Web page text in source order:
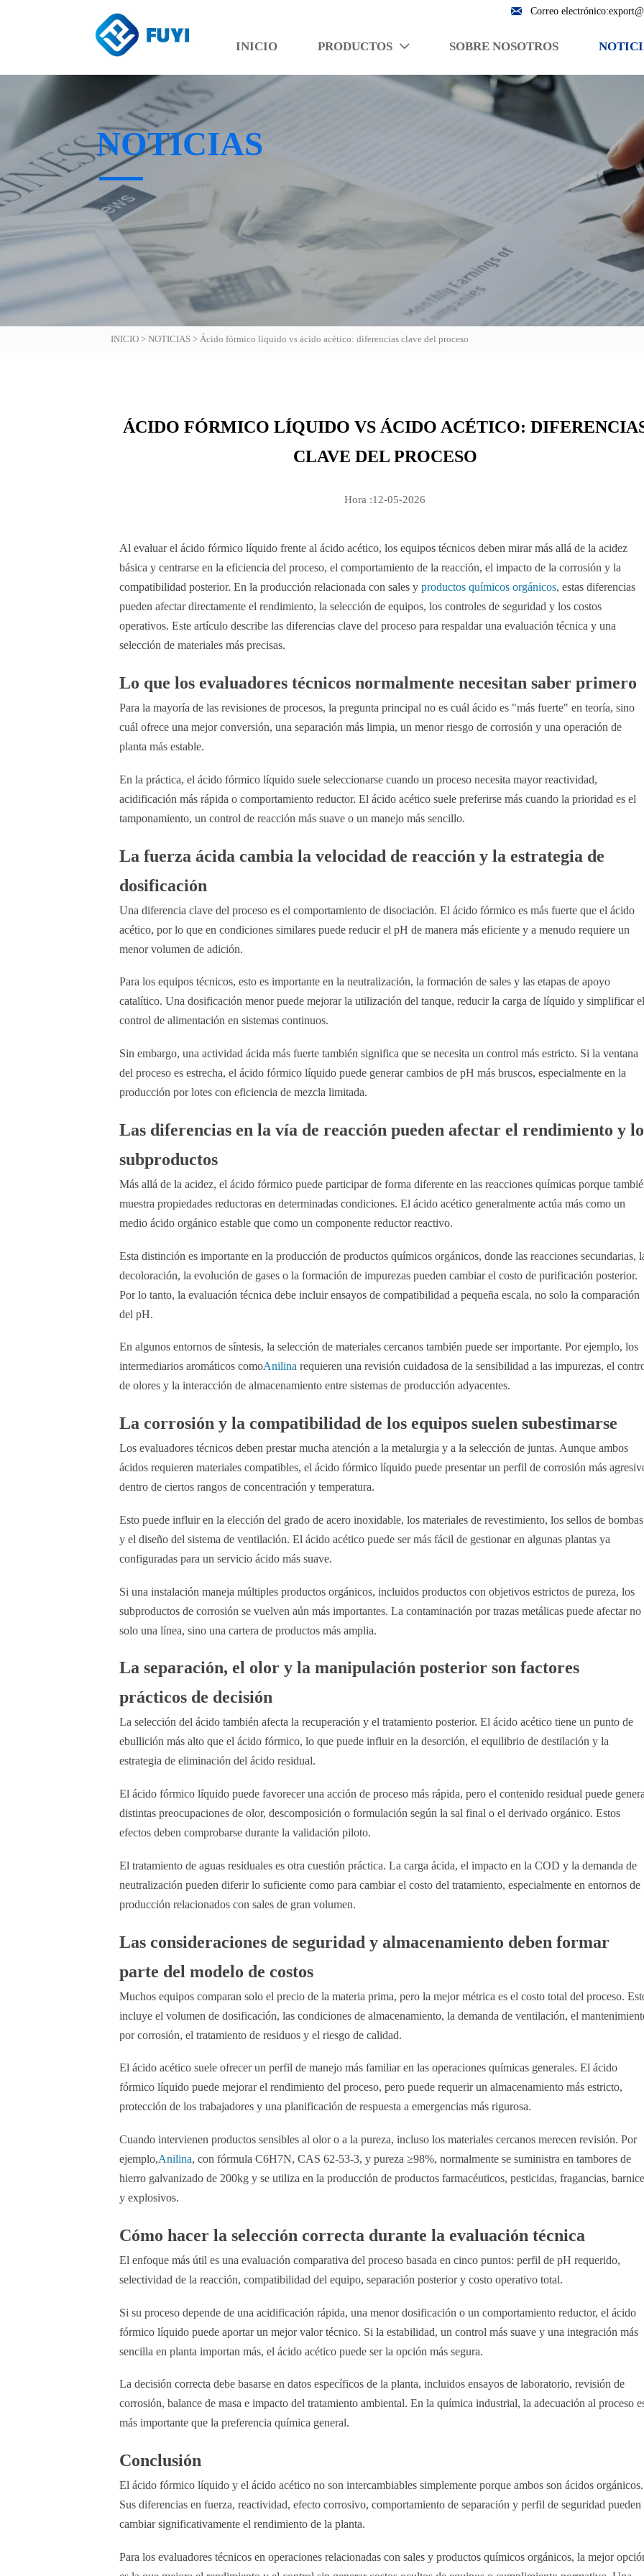
 Correo
INICIO PRODUCTOS  SOBRE NOSOTROS
NOTICIAS
INICIO >NOTICIAS >Ácido fórmico líquido vs ácido acético: diferencias clave del proceso
ÁCIDO FÓRMICO LÍQUIDO VS ÁCIDO ACÉTICO:
CLAVE DEL PROCESO
Hora :12-05-2026
Al evaluar el ácido fórmico líquido frente al ácido acético, los equipos técnicos deben mirar más allá de la acidez
básica y centrarse en la eficiencia del proceso, el comportamiento de la reacción, el impacto de la corrosión y la
compatibilidad posterior. En la producción relacionada con sales y productos químicos orgánicos, estas diferencias
pueden afectar directamente el rendimiento, la selección de equipos, los controles de seguridad y los costos
operativos. Este artículo describe las diferencias clave del proceso para respaldar una evaluación técnica y una
selección de materiales más precisas.
Lo que los evaluadores técnicos normalmente necesitan saber primero
Para la mayoría de las revisiones de procesos, la pregunta principal no es cuál ácido es "más fuerte" en teoría, sino
cuál ofrece una mejor conversión, una separación más limpia, un menor riesgo de corrosión y una operación de
planta más estable.
En la práctica, el ácido fórmico líquido suele seleccionarse cuando un proceso necesita mayor reactividad,
acidificación más rápida o comportamiento reductor. El ácido acético suele preferirse más cuando la prioridad es el
tamponamiento, un control de reacción más suave o un manejo más sencillo.
La fuerza ácida cambia la velocidad de reacción y la estrategia de
dosificación
Una diferencia clave del proceso es el comportamiento de disociación. El ácido fórmico es más fuerte que el ácido
acético, por lo que en condiciones similares puede reducir el pH de manera más eficiente y a menudo requiere un
menor volumen de adición.
Para los equipos técnicos, esto es importante en la neutralización, la formación de sales y las etapas de apoyo
catalítico. Una dosificación menor puede mejorar la utilización del tanque, reducir la carga de líquido y simplificar el
control de alimentación en sistemas continuos.
Sin embargo, una actividad ácida más fuerte también significa que se necesita un control más estricto. Si la ventana
del proceso es estrecha, el ácido fórmico líquido puede generar cambios de pH más bruscos, especialmente en la
producción por lotes con eficiencia de mezcla limitada.
Las diferencias en la vía de reacción pueden afectar el rendimiento y
subproductos
Más allá de la acidez, el ácido fórmico puede participar de forma diferente en las reacciones químicas porque
muestra propiedades reductoras en determinadas condiciones. El ácido acético generalmente actúa más como un
medio ácido orgánico estable que como un componente reductor reactivo.
Esta distinción es importante en la producción de productos químicos orgánicos, donde las reacciones secundarias,
decoloración, la evolución de gases o la formación de impurezas pueden cambiar el costo de purificación posterior.
Por lo tanto, la evaluación técnica debe incluir ensayos de compatibilidad a pequeña escala, no solo la comparación
del pH.
En algunos entornos de síntesis, la selección de materiales cercanos también puede ser importante. Por ejemplo, los
intermediarios aromáticos comoAnilina requieren una revisión cuidadosa de la sensibilidad a las impurezas, el
de olores y la interacción de almacenamiento entre sistemas de producción adyacentes.
La corrosión y la compatibilidad de los equipos suelen subestimarse
Los evaluadores técnicos deben prestar mucha atención a la metalurgia y a la selección de juntas. Aunque ambos
ácidos requieren materiales compatibles, el ácido fórmico líquido puede presentar un perfil de corrosión más
dentro de ciertos rangos de concentración y temperatura.
Esto puede influir en la elección del grado de acero inoxidable, los materiales de revestimiento, los sellos de bombas
y el diseño del sistema de ventilación. El ácido acético puede ser más fácil de gestionar en algunas plantas ya
configuradas para un servicio ácido más suave.
Si una instalación maneja múltiples productos orgánicos, incluidos productos con objetivos estrictos de pureza, los
subproductos de corrosión se vuelven aún más importantes. La contaminación por trazas metálicas puede afectar no
solo una línea, sino una cartera de productos más amplia.
La separación, el olor y la manipulación posterior son factores
prácticos de decisión
La selección del ácido también afecta la recuperación y el tratamiento posterior. El ácido acético tiene un punto de
ebullición más alto que el ácido fórmico, lo que puede influir en la desorción, el equilibrio de destilación y la
estrategia de eliminación del ácido residual.
El ácido fórmico líquido puede favorecer una acción de proceso más rápida, pero el contenido residual puede
distintas preocupaciones de olor, descomposición o formulación según la sal final o el derivado orgánico. Estos
efectos deben comprobarse durante la validación piloto.
El tratamiento de aguas residuales es otra cuestión práctica. La carga ácida, el impacto en la COD y la demanda de
neutralización pueden diferir lo suficiente como para cambiar el costo del tratamiento, especialmente en entornos de
producción relacionados con sales de gran volumen.
Las consideraciones de seguridad y almacenamiento deben formar
parte del modelo de costos
Muchos equipos comparan solo el precio de la materia prima, pero la mejor métrica es el costo total del proceso.
incluye el volumen de dosificación, las condiciones de almacenamiento, la demanda de ventilación, el
por corrosión, el tratamiento de residuos y el riesgo de calidad.
El ácido acético suele ofrecer un perfil de manejo más familiar en las operaciones químicas generales. El ácido
fórmico líquido puede mejorar el rendimiento del proceso, pero puede requerir un almacenamiento más estricto,
protección de los trabajadores y una planificación de respuesta a emergencias más rigurosa.
Cuando intervienen productos sensibles al olor o a la pureza, incluso los materiales cercanos merecen revisión. Por
ejemplo,Anilina, con fórmula C6H7N, CAS 62-53-3, y pureza ≥98%, normalmente se suministra en tambores de
hierro galvanizado de 200kg y se utiliza en la producción de productos farmacéuticos, pesticidas, fragancias,
y explosivos.
Cómo hacer la selección correcta durante la evaluación técnica
El enfoque más útil es una evaluación comparativa del proceso basada en cinco puntos: perfil de pH requerido,
selectividad de la reacción, compatibilidad del equipo, separación posterior y costo operativo total.
Si su proceso depende de una acidificación rápida, una menor dosificación o un comportamiento reductor, el ácido
fórmico líquido puede aportar un mejor valor técnico. Si la estabilidad, un control más suave y una integración más
sencilla en planta importan más, el ácido acético puede ser la opción más segura.
La decisión correcta debe basarse en datos específicos de la planta, incluidos ensayos de laboratorio, revisión de
corrosión, balance de masa e impacto del tratamiento ambiental. En la química industrial, la adecuación al proceso
más importante que la preferencia química general.
Conclusión
El ácido fórmico líquido y el ácido acético no son intercambiables simplemente porque ambos son ácidos orgánicos.
Sus diferencias en fuerza, reactividad, efecto corrosivo, comportamiento de separación y perfil de seguridad pueden
cambiar significativamente el rendimiento de la planta.
Para los evaluadores técnicos en operaciones relacionadas con sales y productos químicos orgánicos, la mejor